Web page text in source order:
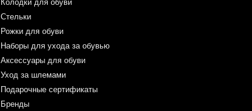
Колодки для обуви
Стельки
Рожки для обуви
Наборы для ухода за обувью
Аксессуары для обуви
Уход за шлемами
Подарочные сертификаты
Бренды